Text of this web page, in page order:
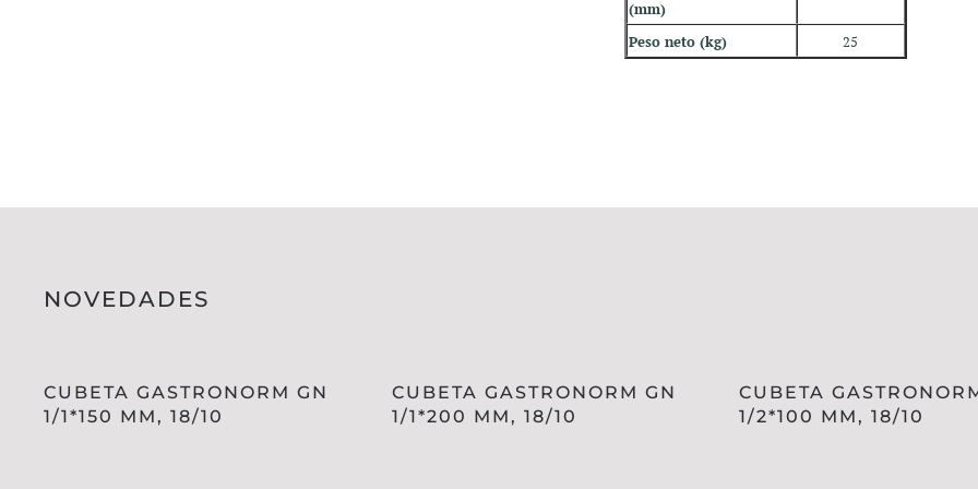
(mm)
Peso neto (kg) 25
NOVEDADES
CUBETA GASTRONORM GN
1/1*150 MM, 18/10
CUBETA GASTRONORM GN
1/1*200 MM, 18/10
CUBETA
1/2*100 MM, 18/10